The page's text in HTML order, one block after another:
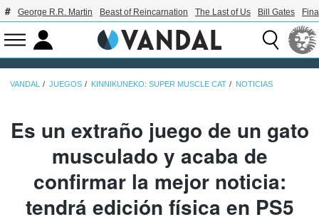
George R.R. Martin Beast of Reincarnation The Last of Us Bill Gates
VANDAL JUEGOS KINNIKUNEKO: SUPER MUSCLE CAT NOTICIAS
Es un extraño juego de un gato
musculado y acaba de
confirmar la mejor noticia:
tendrá edición física en PS5